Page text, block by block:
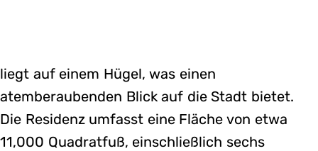
liegt auf einem Hügel, was einen
atemberaubenden Blick auf die Stadt bietet.
Die Residenz umfasst eine Fläche von etwa
11,000 Quadratfuß, einschließlich sechs